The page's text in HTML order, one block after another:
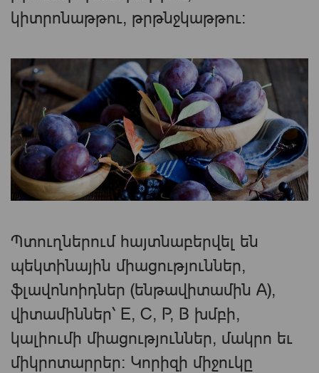
կիտրոնաթթու, թրթնջկաթթու։
Պտուղներում հայտնաբերվել են
պեկտինային միացություններ,
ֆլավոնոիդներ (ենթավիտամին A),
վիտամիններ՝ E, C, P, B խմբի,
կալիումի միացություններ, մակրո եւ
միկրոտարրեր։ Կորիզի միջուկը